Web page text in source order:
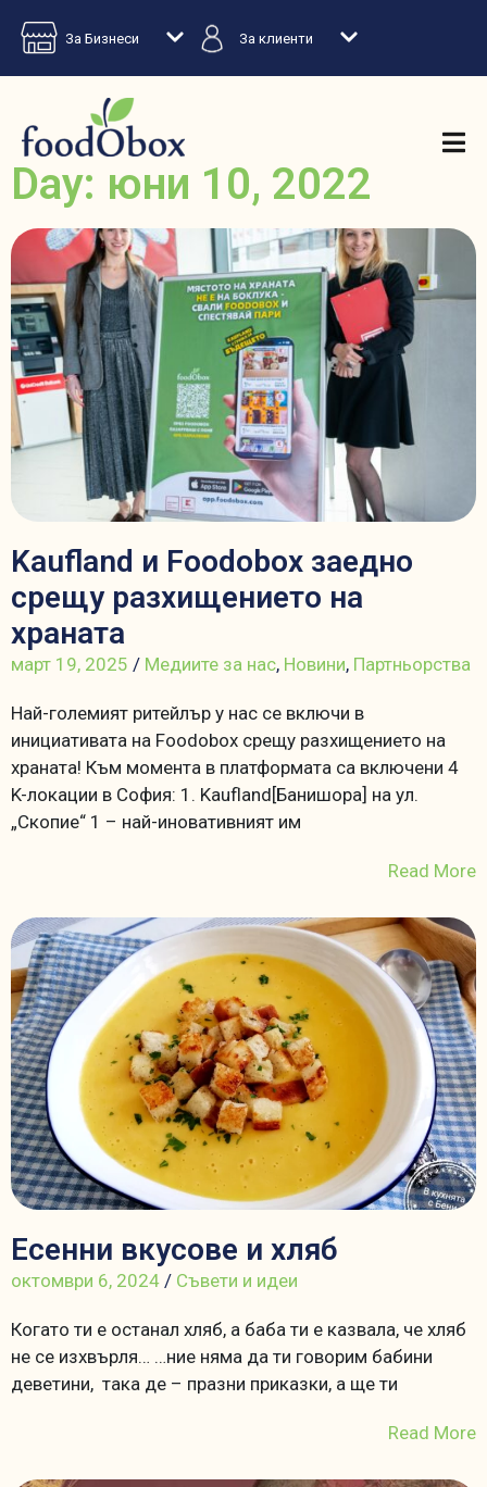
За Бизнеси За клиенти
Day: юни 10, 2022
Kaufland и Foodobox заедно
срещу разхищението на
храната
март 19, 2025 / Медиите за нас, Новини, Партньорства
Най-големият ритейлър у нас се включи в
инициативата на Foodobox срещу разхищението на
храната! Към момента в платформата са включени 4
K-локации в София: 1. Kaufland[Банишора] на ул.
„Скопие“ 1 – най-иновативният им
Read More
Есенни вкусове и хляб
октомври 6, 2024 / Съвети и идеи
Когато ти е останал хляб, а баба ти е казвала, че хляб
не се изхвърля… …ние няма да ти говорим бабини
деветини, така де – празни приказки, а ще ти
Read More